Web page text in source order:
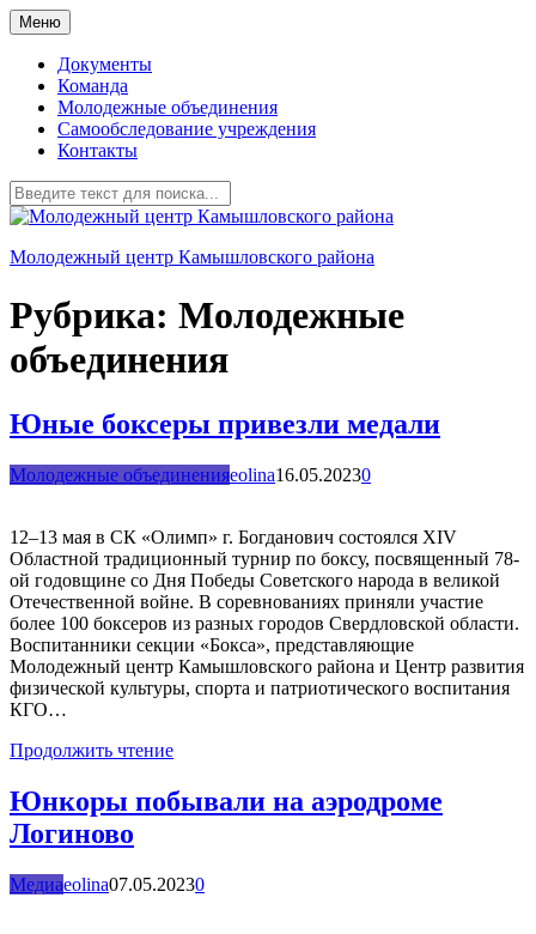
Перейти
к
содержимому
Меню
Документы
Команда
Молодежные объединения
Самообследование учреждения
Контакты
Молодежный центр Камышловского района
Рубрика: Молодежные
объединения
Юные боксеры привезли медали
Молодежные объединенияeolina16.05.20230
12–13 мая в СК «Олимп» г. Богданович состоялся XIV
Областной традиционный турнир по боксу, посвященный 78-
ой годовщине со Дня Победы Советского народа в великой
Отечественной войне. В соревнованиях приняли участие
более 100 боксеров из разных городов Свердловской области.
Воспитанники секции «Бокса», представляющие
Молодежный центр Камышловского района и Центр развития
физической культуры, спорта и патриотического воспитания
КГО…
Продолжить чтение
Юнкоры побывали на аэродроме
Логиново
Медиаeolina07.05.20230